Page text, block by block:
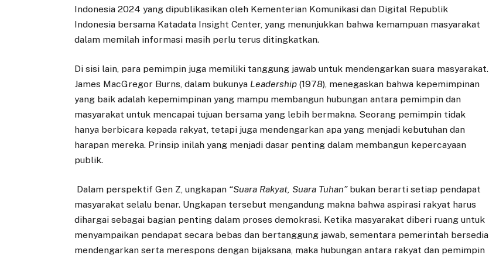
Indonesia 2024 yang dipublikasikan oleh Kementerian Komunikasi dan Digital Republik
Indonesia bersama Katadata Insight Center, yang menunjukkan bahwa kemampuan masyarakat
dalam memilah informasi masih perlu terus ditingkatkan.
Di sisi lain, para pemimpin juga memiliki tanggung jawab untuk mendengarkan suara masyarakat.
James MacGregor Burns, dalam bukunya Leadership (1978), menegaskan bahwa kepemimpinan
yang baik adalah kepemimpinan yang mampu membangun hubungan antara pemimpin dan
masyarakat untuk mencapai tujuan bersama yang lebih bermakna. Seorang pemimpin tidak
hanya berbicara kepada rakyat, tetapi juga mendengarkan apa yang menjadi kebutuhan dan
harapan mereka. Prinsip inilah yang menjadi dasar penting dalam membangun kepercayaan
publik.
Dalam perspektif Gen Z, ungkapan “Suara Rakyat, Suara Tuhan”bukan berarti setiap pendapat
masyarakat selalu benar. Ungkapan tersebut mengandung makna bahwa aspirasi rakyat harus
dihargai sebagai bagian penting dalam proses demokrasi. Ketika masyarakat diberi ruang untuk
menyampaikan pendapat secara bebas dan bertanggung jawab, sementara pemerintah bersedia
mendengarkan serta merespons dengan bijaksana, maka hubungan antara rakyat dan pemimpin